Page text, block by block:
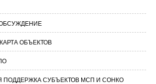
ОБЪЕКТОВ
СУБЪЕКТОВ МСП И СОНКО